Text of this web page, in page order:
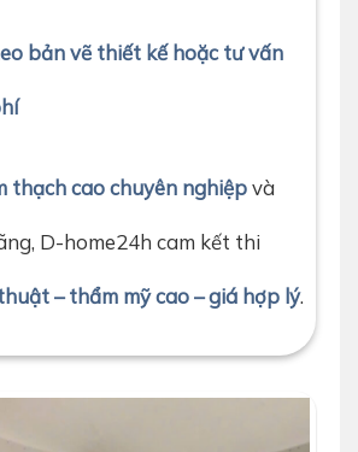
bản vẽ thiết kế hoặc tư vấn
thạch cao chuyên nghiệpvà
D-home24h cam kết thi
– thẩm mỹ cao – giá hợp lý.